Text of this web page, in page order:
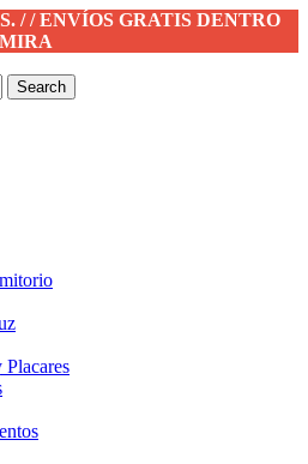
/ / ENVÍOS GRATIS DENTRO
Search
Placares